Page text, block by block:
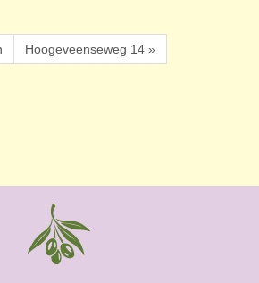
Hoogeveenseweg 14 »